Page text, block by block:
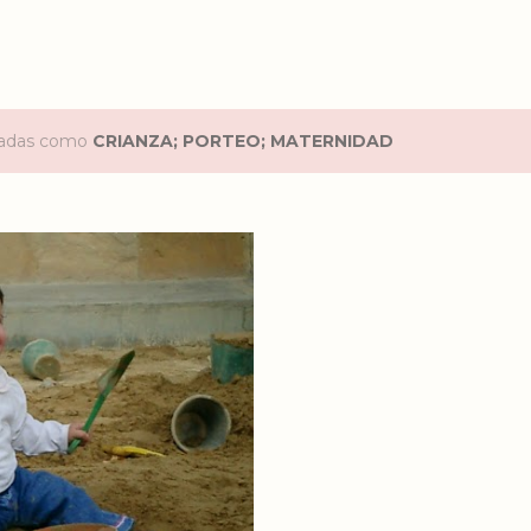
como CRIANZA; PORTEO; MATERNIDAD